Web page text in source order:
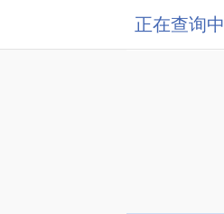
正在查询中